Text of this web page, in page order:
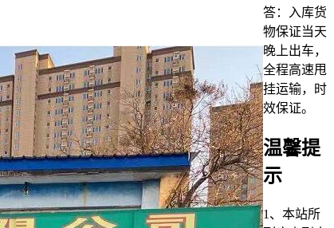
答：入库货
物保证当天
晚上出车，
全程高速甩
挂运输，时
效保证。
温馨提
示
1、本站所